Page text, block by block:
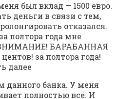
был вклад — 1500 евро.
деньги в связи с тем,
отказался.
полтора года мне
ВНИМАНИЕ! БАРАБАННАЯ
за полтора года!
далее
данного банка. У меня
полностью всё. И